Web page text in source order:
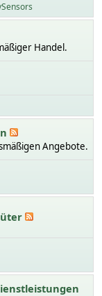
Handel.
Angebote.